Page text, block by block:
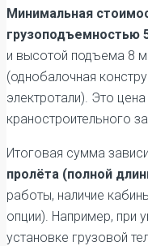
Минимальная
грузоподъемностью
и высотой подъема 8
(однобалочная
электротали). Это
краностроительного
Итоговая сумма
пролёта (полной
работы, наличие
опции). Например, при
установке грузовой